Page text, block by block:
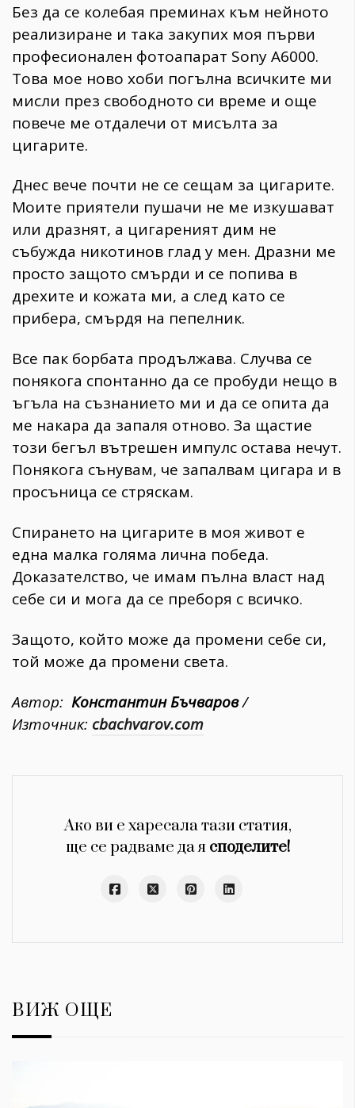
Без да се колебая преминах към нейното
реализиране и така закупих моя първи
професионален фотоапарат Sony A6000.
Това мое ново хоби погълна всичките ми
мисли през свободното си време и още
повече ме отдалечи от мисълта за
цигарите.
Днес вече почти не се сещам за цигарите.
Моите приятели пушачи не ме изкушават
или дразнят, а цигареният дим не
събужда никотинов глад у мен. Дразни ме
просто защото смърди и се попива в
дрехите и кожата ми, а след като се
прибера, смърдя на пепелник.
Все пак борбата продължава. Случва се
понякога спонтанно да се пробуди нещо в
ъгъла на съзнанието ми и да се опита да
ме накара да запаля отново. За щастие
този бегъл вътрешен импулс остава нечут.
Понякога сънувам, че запалвам цигара и в
просъница се стряскам.
Спирането на цигарите в моя живот е
една малка голяма лична победа.
Доказателство, че имам пълна власт над
себе си и мога да се преборя с всичко.
Защото, който може да промени себе си,
той може да промени света.
Автор: Константин Бъчваров/
Източник: cbachvarov.com
Ако ви е харесала тази статия,
ще се радваме да я споделите!
ВИЖ ОЩЕ